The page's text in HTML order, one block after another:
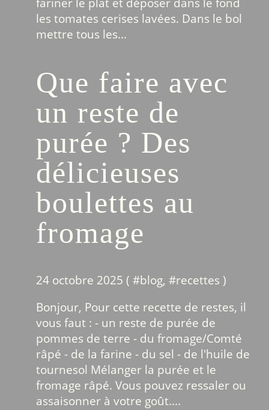
fariner le plat et déposer dans le fond
les tomates cerises lavées. Dans le bol
mettre tous les...
Que faire avec
un reste de
purée ? Des
délicieuses
boulettes au
fromage
24 octobre 2025 ( #blog, #recettes )
Bonjour, Pour cette recette de restes, il
vous faut : - un reste de purée de
pommes de terre - du fromage/Comté
râpé - de la farine - du sel - de l'huile de
tournesol Mélanger la purée et le
fromage râpé. Vous pouvez ressaler ou
assaisonner à votre goût....